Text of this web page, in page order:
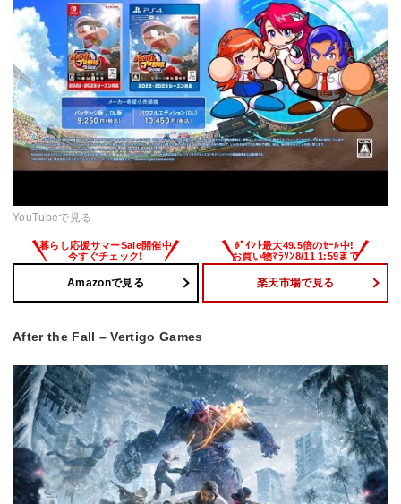
YouTubeで見る
Amazonで見る 楽天市場で見る
After the Fall – Vertigo Games